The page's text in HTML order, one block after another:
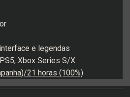
e legendas
Xbox Series S/X
21 horas (100%)